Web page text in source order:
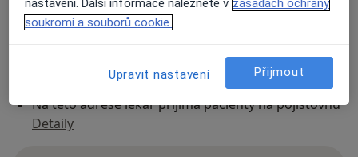
Dostupnost
Na této adrese online kalendář není aktivní
Co mám v takové situaci udělat?
Způsoby platby (soukromé návštěvy)
Na teto adrese lékař přijímá pacienty na pojišťovnu
Detaily
soukromí a souborů cookie.
Upravit nastavení Přijmout